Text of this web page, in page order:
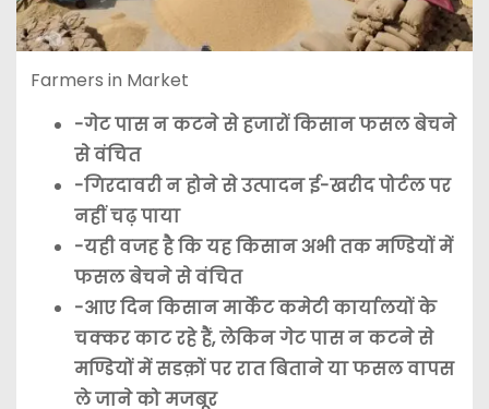
Farmers in Market
-गेट पास न कटने से हजारों किसान फसल बेचने
से वंचित
-गिरदावरी न होने से उत्पादन ई-खरीद पोर्टल पर
नहीं चढ़ पाया
-यही वजह है कि यह किसान अभी तक मण्डियों में
फसल बेचने से वंचित
-आए दिन किसान मार्केट कमेटी कार्यालयों के
चक्कर काट रहे हैं, लेकिन गेट पास न कटने से
मण्डियों में सडक़ों पर रात बिताने या फसल वापस
ले जाने को मजबूर